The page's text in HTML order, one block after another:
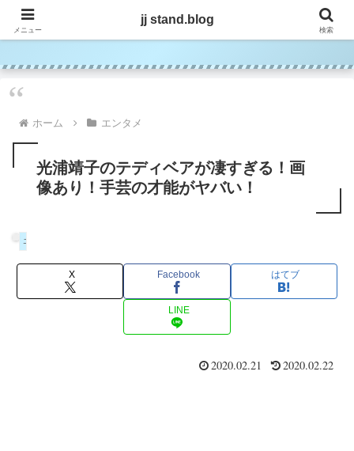
jj stand.blog
ホーム エンタメ
光浦靖子のテディベアが凄すぎる！画
像あり！手芸の才能がヤバい！
エンタメ
X Facebook はてブ
LINE
2020.02.21 2020.02.22
メニュー
jj stand.blog
検索